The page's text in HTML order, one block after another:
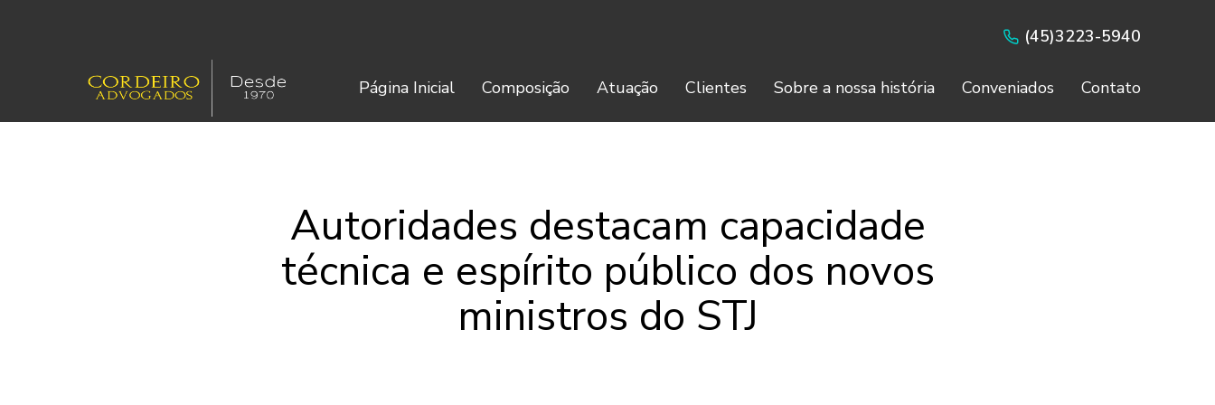
(45)3223-5940
Página Inicial Composição Atuação Clientes Sobre a nossa história Conveniados Contato
Autoridades destacam capacidade
técnica e espírito público dos novos
ministros do STJ